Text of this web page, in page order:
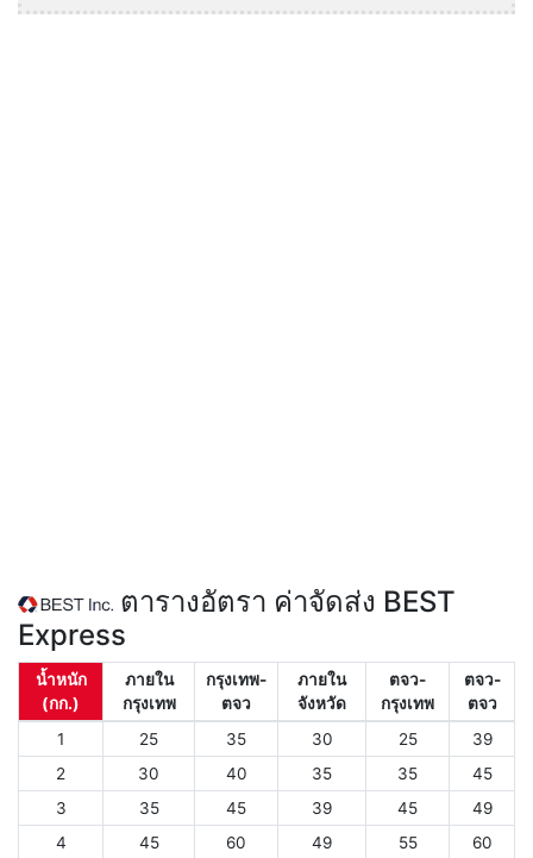
ตารางอัตรา ค่าจัดส่ง BEST
Express
น้ำหนัก
(กก.)
ภายใน
กรุงเทพ
กรุงเทพ-
ตจว
ภายใน
จังหวัด
ตจว-
กรุงเทพ
ตจว-
ตจว
1
25 35 30 25
39
2
30 40 35 35
45
3
35 45 39 45
49
4
45 60 49 55
60